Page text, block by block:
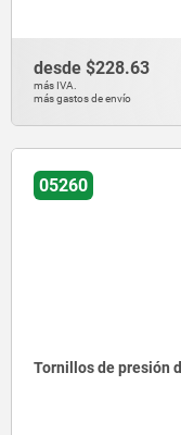
desde $228.63
más IVA.
más gastos de envío
05260
Tornillos de presión